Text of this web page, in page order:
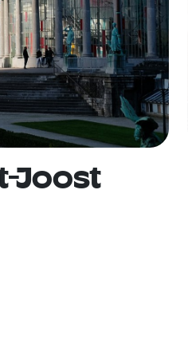
Joost